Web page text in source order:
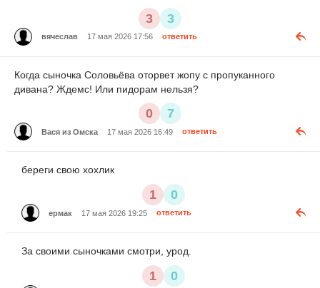
3 3
вячеслав 17 мая 2026 17:56 ответить
Когда сыночка Соловьёва оторвет жопу с пропуканного
дивана? Ждемс! Или пидорам нельзя?
0 7
Вася из Омска 17 мая 2026 16:49 ответить
береги свою хохлик
1 0
ермак 17 мая 2026 19:25 ответить
За своими сыночками смотри, урод.
1 0